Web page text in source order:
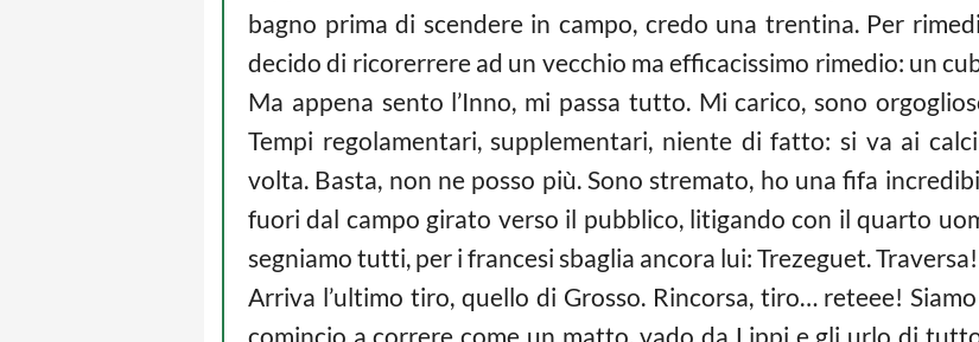
bagno prima di scendere in campo, credo una trentina. Per
decido di ricorerrere ad un vecchio ma efficacissimo rimedio: un
Ma appena sento l’Inno, mi passa tutto. Mi carico, sono
Tempi regolamentari, supplementari, niente di fatto: si va ai calci
volta. Basta, non ne posso più. Sono stremato, ho una fifa
fuori dal campo girato verso il pubblico, litigando con il quarto
segniamo tutti, per i francesi sbaglia ancora lui: Trezeguet. Traversa!
Arriva l’ultimo tiro, quello di Grosso. Rincorsa, tiro… reteee!
comincio a correre come un matto, vado da Lippi e gli urlo di